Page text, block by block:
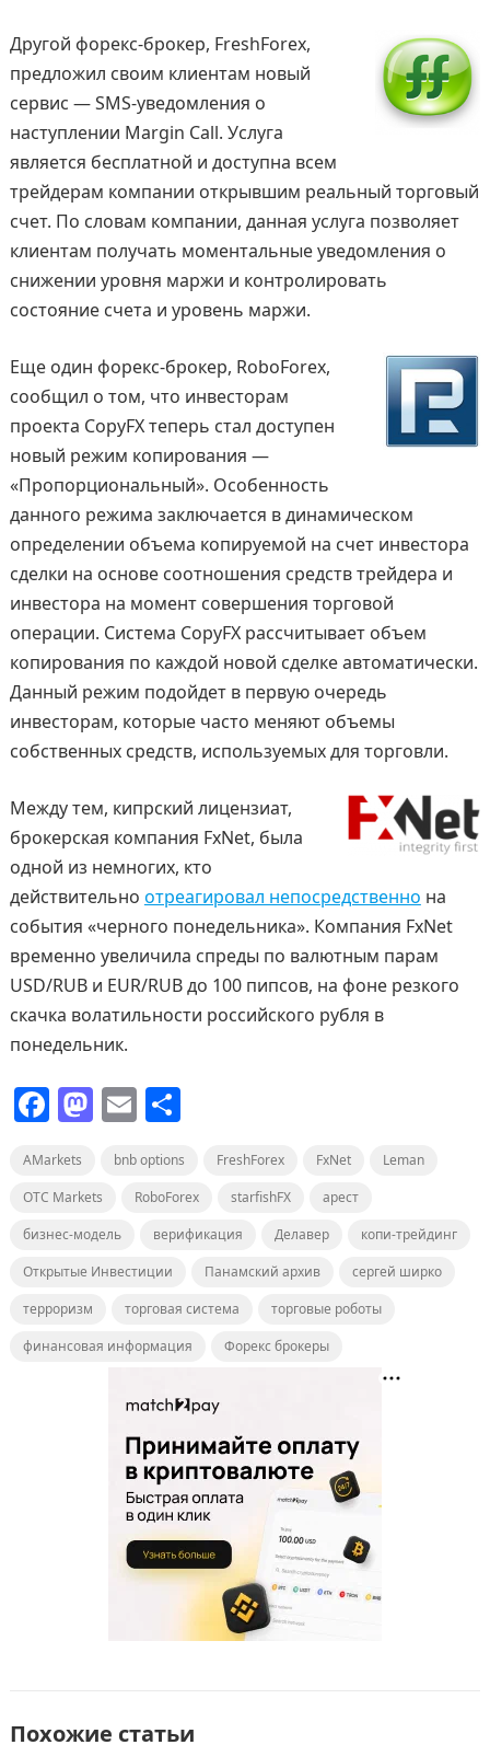
Другой форекс-брокер, FreshForex,
предложил своим клиентам новый
сервис — SMS-уведомления о
наступлении Margin Call. Услуга
является бесплатной и доступна всем
трейдерам компании открывшим реальный торговый
счет. По словам компании, данная услуга позволяет
клиентам получать моментальные уведомления о
снижении уровня маржи и контролировать
состояние счета и уровень маржи.
Еще один форекс-брокер, RoboForex,
сообщил о том, что инвесторам
проекта CopyFX теперь стал доступен
новый режим копирования —
«Пропорциональный». Особенность
данного режима заключается в динамическом
определении объема копируемой на счет инвестора
сделки на основе соотношения средств трейдера и
инвестора на момент совершения торговой
операции. Система CopyFX рассчитывает объем
копирования по каждой новой сделке автоматически.
Данный режим подойдет в первую очередь
инвесторам, которые часто меняют объемы
собственных средств, используемых для торговли.
Между тем, кипрский лицензиат,
брокерская компания FxNet, была
одной из немногих, кто
действительно отреагировал непосредственно на
события «черного понедельника». Компания FxNet
временно увеличила спреды по валютным парам
USD/RUB и EUR/RUB до 100 пипсов, на фоне резкого
скачка волатильности российского рубля в
понедельник.
F
c
e
b
o
o
k
M
st
o
d
o
E
ai
l
О
п
р
а
и
т
AMarkets bnb options FreshForex FxNet
Leman
OTC Markets
RoboForex starfishFX
арест
бизнес-модель
верификация Делавер
копи-трейдинг
Открытые Инвестиции
Панамский архив
сергей ширко
терроризм
торговая система
торговые роботы
финансовая информация
Форекс брокеры
Похожие статьи